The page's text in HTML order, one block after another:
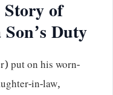
of
Duty
put on his worn-
in-law,